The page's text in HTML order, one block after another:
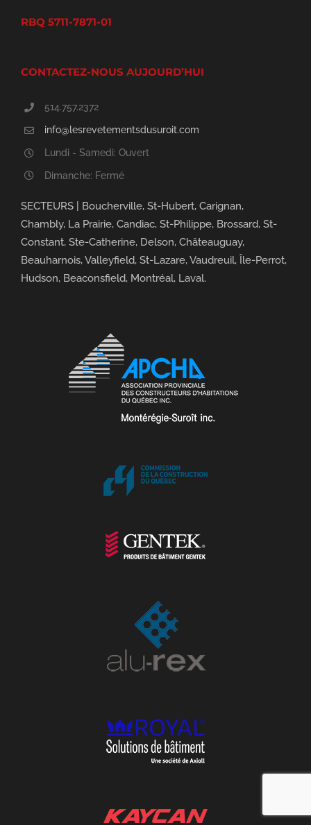
RBQ 5711-7871-01
CONTACTEZ-NOUS AUJOURD’HUI
514.757.2372
info@lesrevetementsdusuroit.com
Lundi - Samedi: Ouvert
Dimanche: Fermé
SECTEURS | Boucherville, St-Hubert, Carignan,
Chambly, La Prairie, Candiac, St-Philippe, Brossard, St-
Constant, Ste-Catherine, Delson, Châteauguay,
Beauharnois, Valleyfield, St-Lazare, Vaudreuil, Île-Perrot,
Hudson, Beaconsfield, Montréal, Laval.